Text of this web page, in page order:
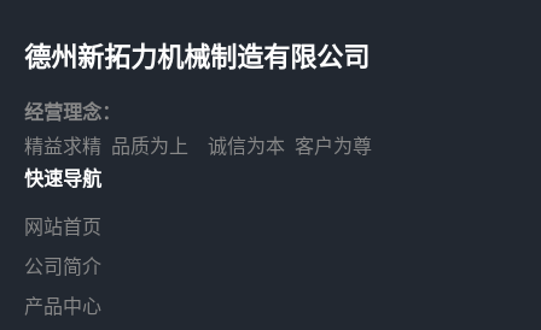
德州新拓力机械制造有限公司
经营理念：
精益求精 品质为上 诚信为本 客户为尊
快速导航
网站首页
公司简介
产品中心